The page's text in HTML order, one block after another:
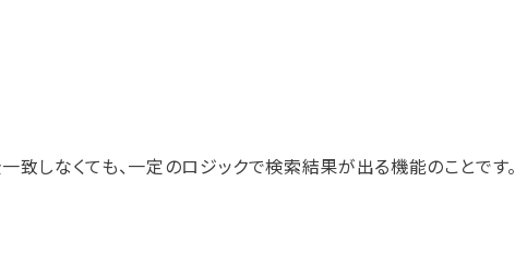
致しなくても、一定のロジックで検索結果が出る機能のことです。